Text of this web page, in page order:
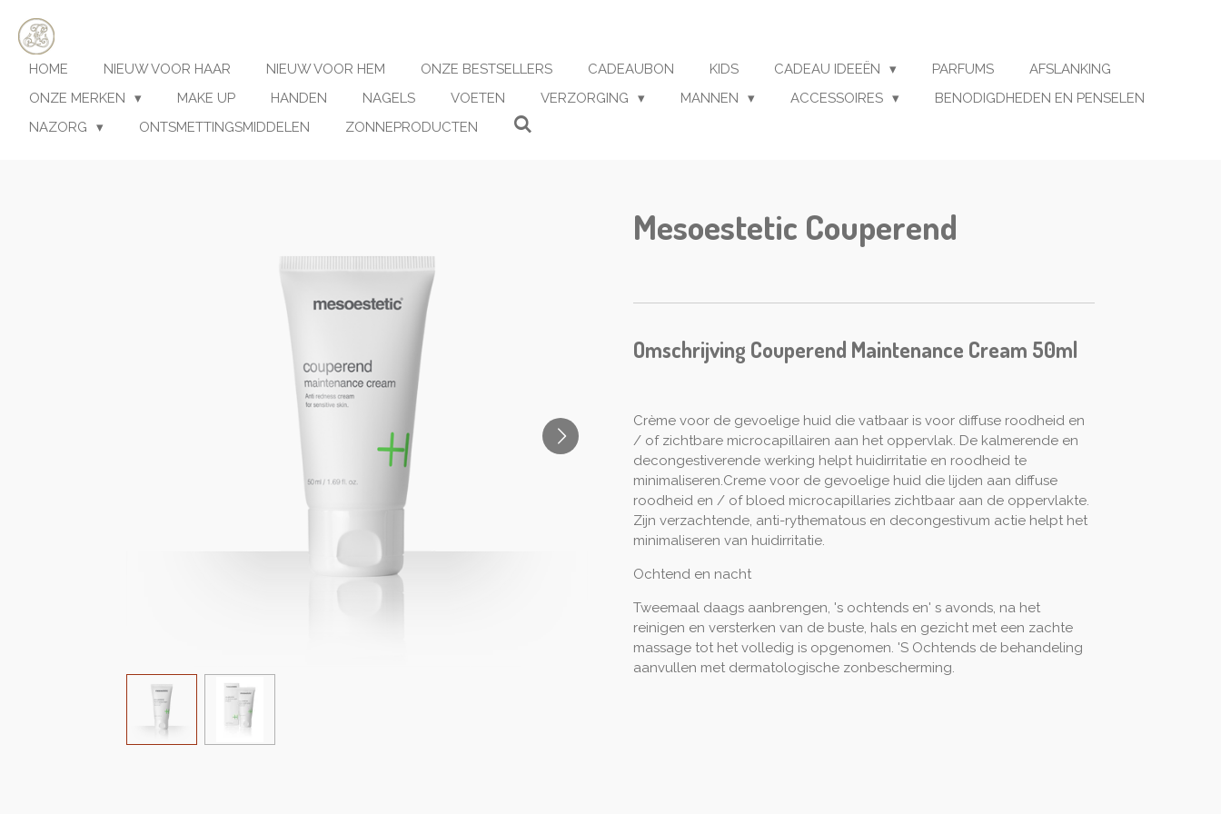
Ga
direct
naar
hoofdinhoud
HOME NIEUW VOOR HAAR NIEUW VOOR HEM ONZE BESTSELLERS CADEAUBON KIDS CADEAU IDEEËN PARFUMS
AFSLANKING
ONZE MERKEN
MAKE UP HANDEN NAGELS VOETEN VERZORGING MANNEN ACCESSOIRES
BENODIGDHEDEN EN PENSELEN
NAZORG
ONTSMETTINGSMIDDELEN ZONNEPRODUCTEN
Mesoestetic Couperend
Omschrijving Couperend Maintenance Cream 50ml
Crème voor de gevoelige huid die vatbaar is voor diffuse roodheid en
/ of zichtbare microcapillairen aan het oppervlak. De kalmerende en
decongestiverende werking helpt huidirritatie en roodheid te
minimaliseren.Creme voor de gevoelige huid die lijden aan diffuse
roodheid en / of bloed microcapillaries zichtbaar aan de oppervlakte.
Zijn verzachtende, anti-rythematous en decongestivum actie helpt het
minimaliseren van huidirritatie.
Ochtend en nacht
Tweemaal daags aanbrengen, 's ochtends en' s avonds, na het
reinigen en versterken van de buste, hals en gezicht met een zachte
massage tot het volledig is opgenomen. 'S Ochtends de behandeling
aanvullen met dermatologische zonbescherming.